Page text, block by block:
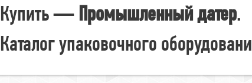
Купить — Промышленный датер.
Каталог упаковочного